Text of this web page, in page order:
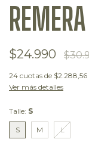
$24.990
24 cuotas de $2.288,56
Ver más detalles
Talle: S
S M L